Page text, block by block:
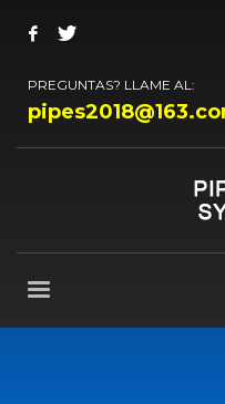
PREGUNTAS? LLAME AL: